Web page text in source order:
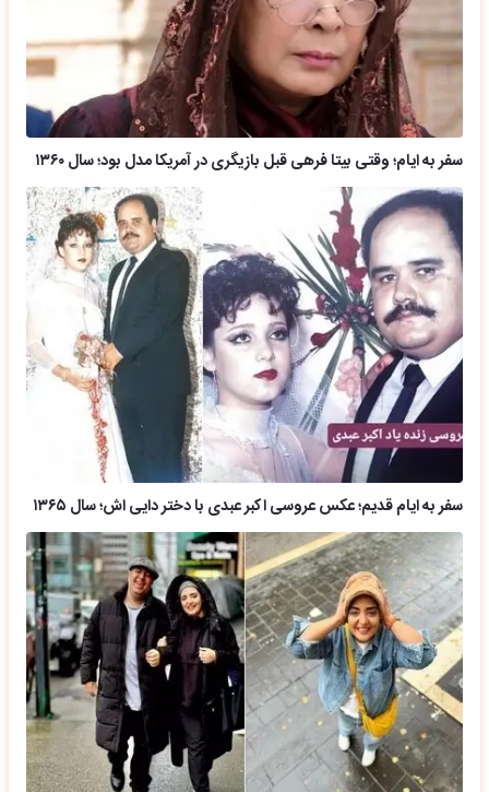
سفر به ایام؛ وقتی بیتا فرهی قبل بازیگری در آمریکا مدل بود؛ سال ۱۳۶۰
سفر به ایام قدیم؛ عکس عروسی اکبر عبدی با دختر دایی اش؛ سال ۱۳۶۵